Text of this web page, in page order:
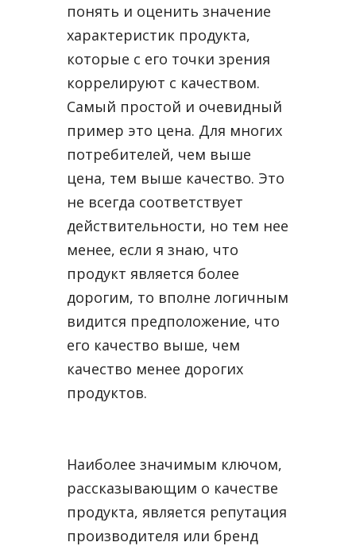
понять и оценить значение
характеристик продукта,
которые с его точки зрения
коррелируют с качеством.
Самый простой и очевидный
пример это цена. Для многих
потребителей, чем выше
цена, тем выше качество. Это
не всегда соответствует
действительности, но тем нее
менее, если я знаю, что
продукт является более
дорогим, то вполне логичным
видится предположение, что
его качество выше, чем
качество менее дорогих
продуктов.
Наиболее значимым ключом,
рассказывающим о качестве
продукта, является репутация
производителя или бренд